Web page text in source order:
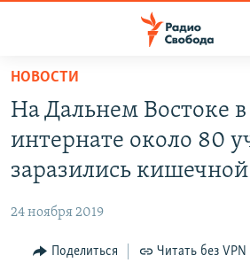
упрощенного
доступа
основному
Вернутся
ПОДКАСТЫ
АВТОРСКИЕ ПРОЕКТЫ
МНЕНИЯ
КУЛЬТУРА
НОВОСТИ
На Дальнем Востоке
интернате около 80
заразились
24 ноября 2019
Поделиться Читать без VPN